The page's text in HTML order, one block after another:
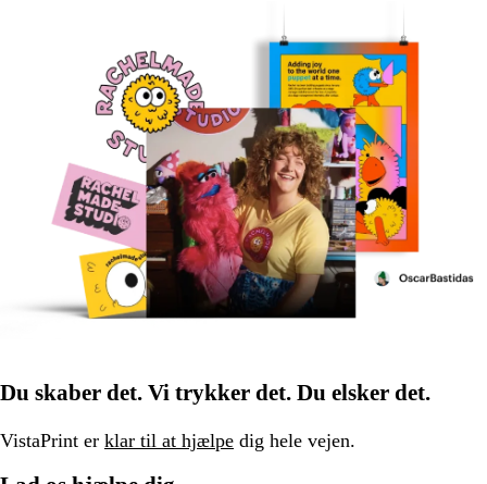
Du skaber det. Vi trykker det. Du elsker det.
VistaPrint er klar til at hjælpe dig hele vejen.